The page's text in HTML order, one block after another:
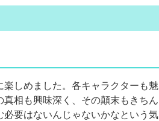
しめました。各キャラクターも
相も興味深く、その顛末もきち
要はないんじゃないかなという